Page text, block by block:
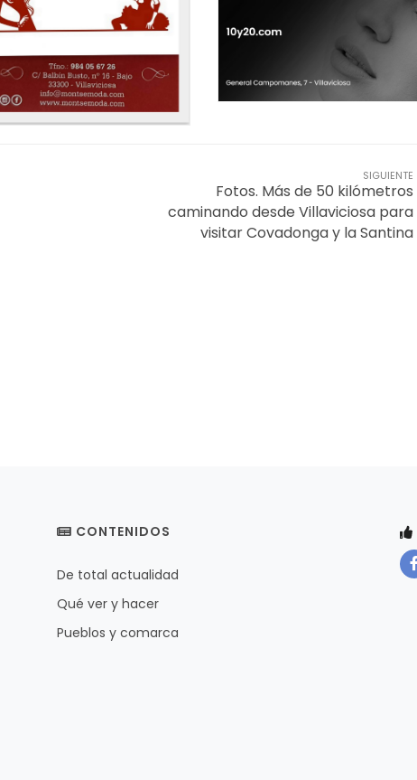
SIGUIENTE
Fotos. Más de 50 kilómetros
caminando desde Villaviciosa para
visitar Covadonga y la Santina
CONTENIDOS
De total actualidad
Qué ver y hacer
Pueblos y comarca